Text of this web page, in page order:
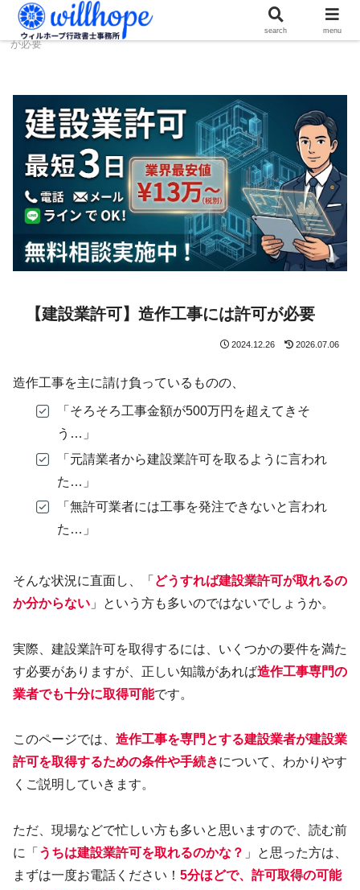
ホーム 建設コラム
【建設業許可】造作工事には許可
が必要
【建設業許可】造作工事には許可が必要
2024.12.26 2026.07.06
造作工事を主に請け負っているものの、
「そろそろ工事金額が500万円を超えてきそ
う…」
「元請業者から建設業許可を取るように言われ
た…」
「無許可業者には工事を発注できないと言われ
た…」
そんな状況に直面し、「 どうすれば建設業許可が取れるの
か分からない 」という方も多いのではないでしょうか。
実際、建設業許可を取得するには、いくつかの要件を満た
す必要がありますが、正しい知識があれば造作工事専門の
業者でも十分に取得可能です。
このページでは、 造作工事を専門とする建設業者が建設業
許可を取得するための条件や手続きについて、わかりやす
くご説明していきます。
ただ、現場などで忙しい方も多いと思いますので、読む前
に「 うちは建設業許可を取れるのかな？ 」と思った方は、
まずは一度お電話ください！ 5分ほどで、許可取得の可能
search menu